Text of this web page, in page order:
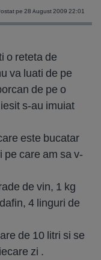
pe 28 August 2009 22:01
o reteta de
va luati de pe
de pe o
s-au imuiat
este bucatar
pe care am sa v-
de vin, 1 kg
4 linguri de
de 10 litri si se
zi .